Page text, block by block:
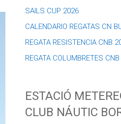
SAILS CUP 2026
CALENDARIO REGATAS CN
REGATA RESISTENCIA CNB
REGATA COLUMBRETES
ESTACIÓ
CLUB NÁUTIC